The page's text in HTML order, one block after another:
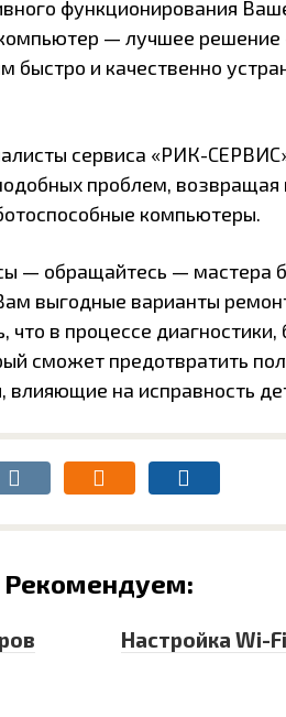
функционирования
— лучшее решение
быстро и качественно
сервиса «РИК-
проблем, возвращая
компьютеры.
— обращайтесь — мастера
выгодные варианты
что в процессе
сможет предотвратить
влияющие на исправность
Рекомендуем:
Настройка Wi-